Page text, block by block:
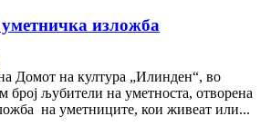
изложба
Домот на култура „Илинден“, во
број љубители на уметноста, отворена
на уметниците, кои живеат или...